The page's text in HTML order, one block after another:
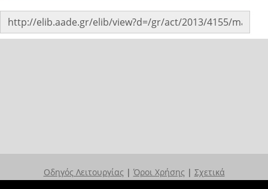
Οδηγός Λειτουργίας | Όροι Χρήσης | Σχετικά